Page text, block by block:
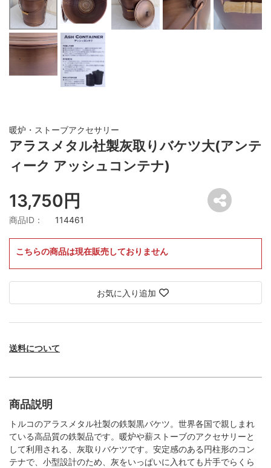
暖炉・ストーブアクセサリー
アラスメタル社製灰取りバケツ大(アンテ
ィーク アッシュコンテナ)
13,750円
商品ID： 114461
こちらの商品は現在販売しておりません
お気に入り追加
送料について
商品説明
トルコのアラスメタル社製の鉄製黒バケツ。世界各国で親しまれ
ている高品質の鉄製品です。暖炉や薪ストーブのアクセサリーと
して利用される、灰取りバケツです。安定感のある円柱形のコン
テナで、小型設計のため、灰をいっぱいに入れても片手でらくら